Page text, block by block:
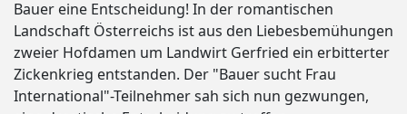
Bauer eine Entscheidung! In der romantischen
Landschaft Österreichs ist aus den Liebesbemühungen
zweier Hofdamen um Landwirt Gerfried ein erbitterter
Zickenkrieg entstanden. Der "Bauer sucht Frau
International"-Teilnehmer sah sich nun gezwungen,